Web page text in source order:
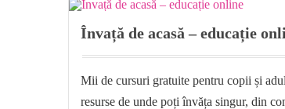
Învață de acasă – educație
Mii de cursuri gratuite pentru copii și
resurse de unde poți învăța singur, din